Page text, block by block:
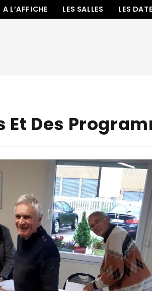
A L’AFFICHE LES SALLES LES
Et Des